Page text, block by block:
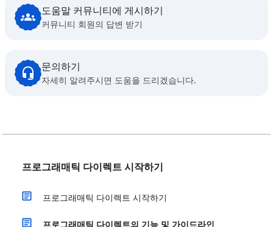
도움말 커뮤니티에 게시하기
커뮤니티 회원의 답변 받기
문의하기
자세히 알려주시면 도움을 드리겠습니다.
프로그래매틱 다이렉트 시작하기
프로그래매틱 다이렉트 시작하기
프로그래매틱 다이렉트의 기능 및 가이드라인